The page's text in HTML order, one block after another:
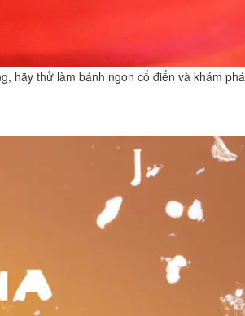
hãy thử làm bánh ngon cổ điển và khám phá